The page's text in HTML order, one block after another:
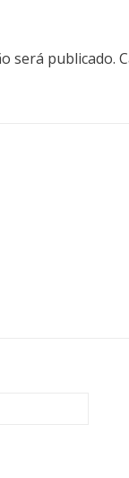
será publicado.